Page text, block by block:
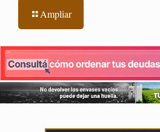
Ampliar